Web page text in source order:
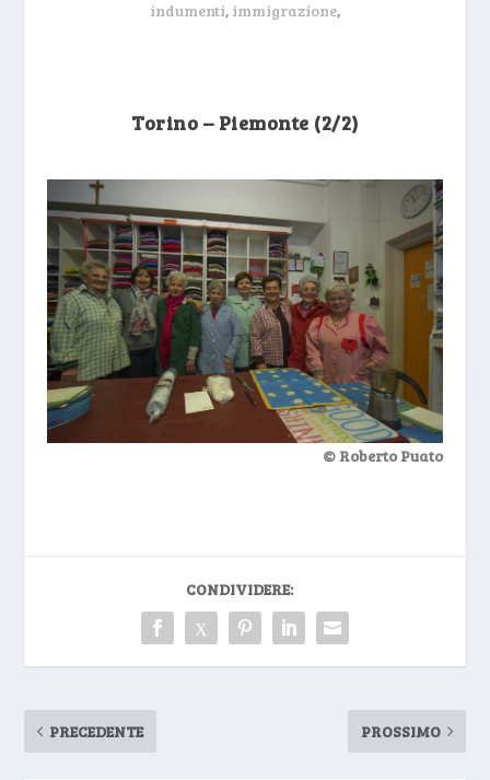
indumenti, immigrazione,
Torino – Piemonte (2/2)
© Roberto Puato
CONDIVIDERE:
PRECEDENTE PROSSIMO